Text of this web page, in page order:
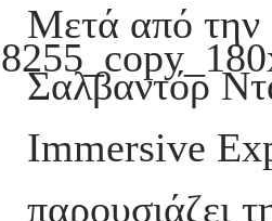
Μετά από την
Σαλβαντόρ
Immersive
παρουσιάζει